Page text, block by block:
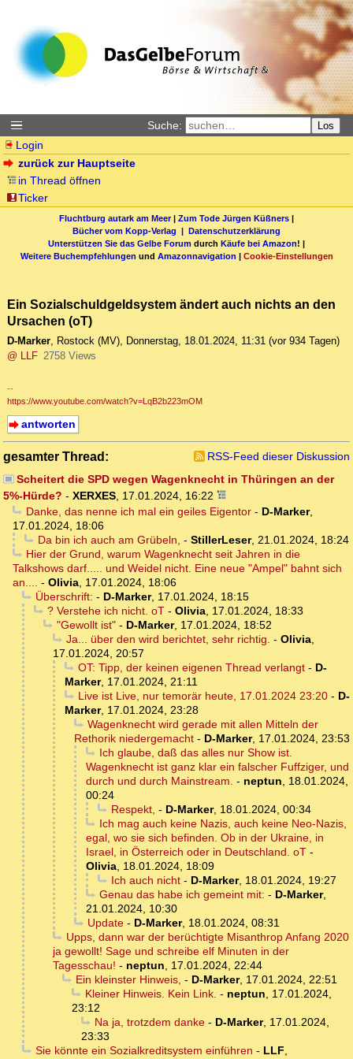
Suche: Los
Login
zurück zur Hauptseite
in Thread öffnen
Ticker
Fluchtburg autark am Meer| Zum Tode Jürgen Küßners |
Bücher vom Kopp-Verlag | Datenschutzerklärung
Unterstützen Sie das Gelbe Forum durch Käufe bei Amazon! |
Weitere Buchempfehlungen und Amazonnavigation | Cookie-Einstellungen
Ein Sozialschuldgeldsystem ändert auch nichts an den
Ursachen (oT)
D-Marker, Rostock (MV), Donnerstag, 18.01.2024, 11:31 (vor 934 Tagen)
@ LLF 2758 Views
--
https://www.youtube.com/watch?v=LqB2b223mOM
antworten
gesamter Thread:
RSS-Feed dieser Diskussion
Scheitert die SPD wegen Wagenknecht in Thüringen an der
5%-Hürde? - XERXES, 17.01.2024, 16:22
Danke, das nenne ich mal ein geiles Eigentor- D-Marker,
17.01.2024, 18:06
Da bin ich auch am Grübeln, - StillerLeser, 21.01.2024, 18:24
Hier der Grund, warum Wagenknecht seit Jahren in die
Talkshows darf..... und Weidel nicht. Eine neue "Ampel" bahnt sich
an.... - Olivia, 17.01.2024, 18:06
Überschrift: - D-Marker, 17.01.2024, 18:15
? Verstehe ich nicht. oT- Olivia, 17.01.2024, 18:33
"Gewollt ist"- D-Marker, 17.01.2024, 18:52
Ja... über den wird berichtet, sehr richtig. - Olivia,
17.01.2024, 20:57
OT: Tipp, der keinen eigenen Thread verlangt- D-
Marker, 17.01.2024, 21:11
Live ist Live, nur temorär heute, 17.01.2024 23:20- D-
Marker, 17.01.2024, 23:28
Wagenknecht wird gerade mit allen Mitteln der
Rethorik niedergemacht - D-Marker, 17.01.2024, 23:53
Ich glaube, daß das alles nur Show ist.
Wagenknecht ist ganz klar ein falscher Fuffziger, und
durch und durch Mainstream. - neptun, 18.01.2024,
00:24
Respekt, - D-Marker, 18.01.2024, 00:34
Ich mag auch keine Nazis, auch keine Neo-Nazis,
egal, wo sie sich befinden. Ob in der Ukraine, in
Israel, in Österreich oder in Deutschland. oT -
Olivia, 18.01.2024, 18:09
Ich auch nicht- D-Marker, 18.01.2024, 19:27
Genau das habe ich gemeint mit: - D-Marker,
21.01.2024, 10:30
Update- D-Marker, 18.01.2024, 08:31
Upps, dann war der berüchtigte Misanthrop Anfang 2020
ja gewollt! Sage und schreibe elf Minuten in der
Tagesschau! - neptun, 17.01.2024, 22:44
Ein kleinster Hinweis, - D-Marker, 17.01.2024, 22:51
Kleiner Hinweis. Kein Link. - neptun, 17.01.2024,
23:12
Na ja, trotzdem danke- D-Marker, 17.01.2024,
23:33
Sie könnte ein Sozialkreditsystem einführen - LLF,